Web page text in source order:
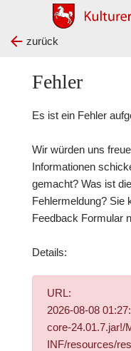
zurück
Fehler
Es ist ein Fehler
Wir würden uns
Informationen
gemacht? Was ist
Fehlermeldung? Sie
Feedback Formular
Details:
URL:
2026-08-08
core-24.01.7.jar!/
INF/resources/